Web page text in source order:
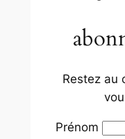
Restez au
Prénom